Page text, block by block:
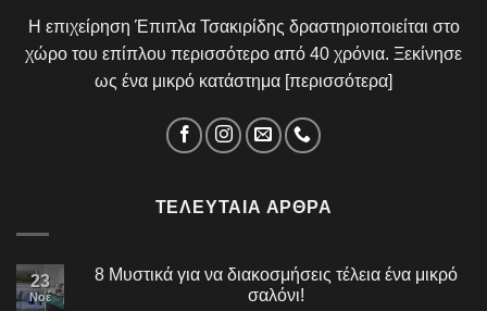
Η επιχείρηση Έπιπλα Τσακιρίδης δραστηριοποιείται στο
χώρο του επίπλου περισσότερο από 40 χρόνια. Ξεκίνησε
ως ένα μικρό κατάστημα [περισσότερα]
ΤΕΛΕΥΤΑΊΑ ΆΡΘΡΑ
23
Νοέ
8 Μυστικά για να διακοσμήσεις τέλεια ένα μικρό
σαλόνι!